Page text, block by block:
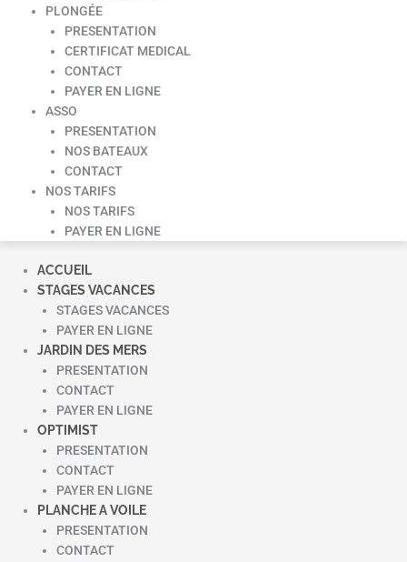
PLONGÉE
PRESENTATION
CERTIFICAT MEDICAL
CONTACT
PAYER EN LIGNE
ASSO
PRESENTATION
NOS BATEAUX
CONTACT
NOS TARIFS
NOS TARIFS
PAYER EN LIGNE
ACCUEIL
STAGES VACANCES
STAGES VACANCES
PAYER EN LIGNE
JARDIN DES MERS
PRESENTATION
CONTACT
PAYER EN LIGNE
OPTIMIST
PRESENTATION
CONTACT
PAYER EN LIGNE
PLANCHE A VOILE
PRESENTATION
CONTACT